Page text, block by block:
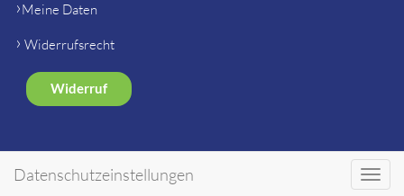
Meine Daten
Widerrufsrecht
Widerruf
SHOP
Datenschutzeinstellungen